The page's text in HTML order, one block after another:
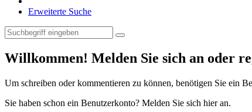
Erweiterte Suche
Willkommen! Melden Sie sich an oder
Um schreiben oder kommentieren zu können, benötigen Sie ein
Sie haben schon ein Benutzerkonto? Melden Sie sich hier an.